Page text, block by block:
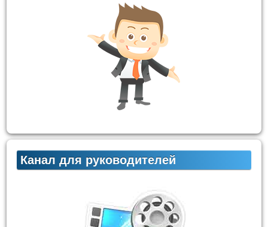
Канал для руководителей